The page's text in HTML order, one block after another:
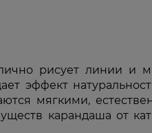
рисует линии и
эффект
мягкими,
карандаша от